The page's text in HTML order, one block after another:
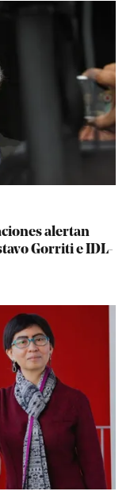
alertan
Gorriti e IDL-